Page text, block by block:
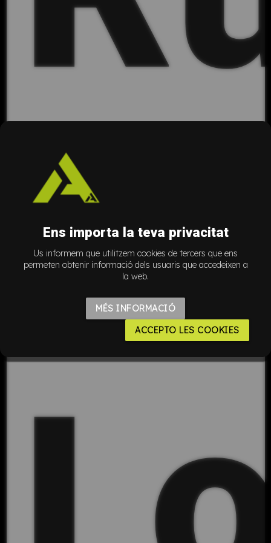
Ens importa la teva privacitat
Us informem que utilitzem cookies de tercers que ens
permeten obtenir informació dels usuaris que accedeixen a
la web.
MÉS INFORMACIÓ
ACCEPTO LES COOKIES
a